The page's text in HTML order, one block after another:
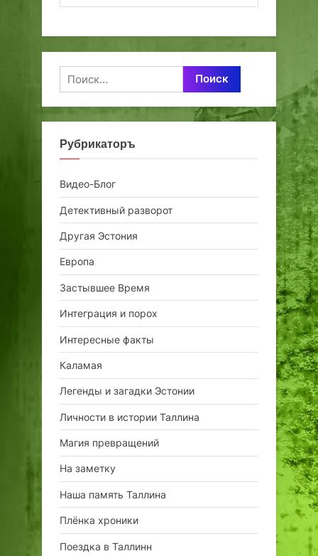
Найти:
Рубрикаторъ
Видео-Блог
Детективный разворот
Другая Эстония
Европа
Застывшее Время
Интеграция и порох
Интересные факты
Каламая
Легенды и загадки Эстонии
Личности в истории Таллина
Магия превращений
На заметку
Наша память Таллина
Плёнка хроники
Поездка в Таллинн